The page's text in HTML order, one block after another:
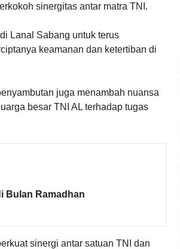
sinergitas antar matra TNI.
Lanal Sabang untuk terus
keamanan dan ketertiban di
juga menambah nuansa
besar TNI AL terhadap tugas
Bulan Ramadhan
sinergi antar satuan TNI dan